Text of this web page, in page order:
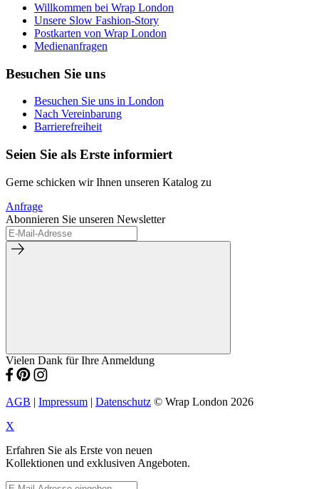
Willkommen bei Wrap London
Unsere Slow Fashion-Story
Postkarten von Wrap London
Medienanfragen
Besuchen Sie uns
Besuchen Sie uns in London
Nach Vereinbarung
Barrierefreiheit
Seien Sie als Erste informiert
Gerne schicken wir Ihnen unseren Katalog zu
Anfrage
Abonnieren Sie unseren Newsletter
Vielen Dank für Ihre Anmeldung
AGB | Impressum | Datenschutz © Wrap London 2026
X
Erfahren Sie als Erste von neuen
Kollektionen und exklusiven Angeboten.